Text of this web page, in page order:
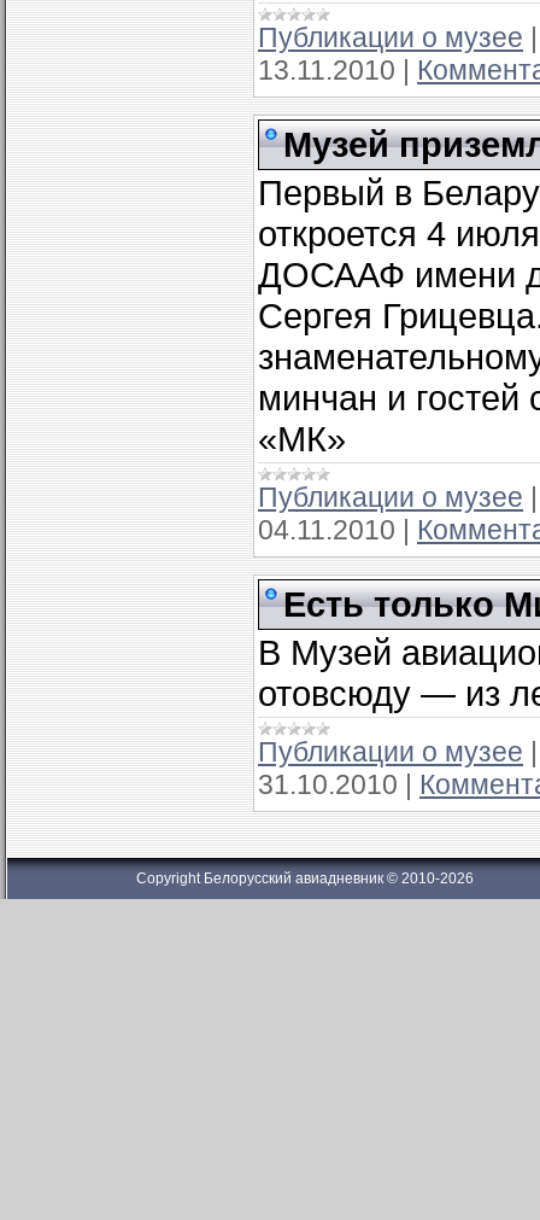
Публикации о музее
13.11.2010 |
Музей
Первый в
откроется 4
ДОСААФ имени
Сергея
минчан и
«МК»
Публикации о музее
04.11.2010 |
Есть только
В Музей
отовсюду — из
Публикации о музее
31.10.2010 |
Copyright Белорусский авиадневник © 2010-2026